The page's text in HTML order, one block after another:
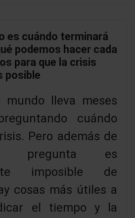
es cuándo terminará
podemos hacer cada
para que la crisis
posible
mundo lleva meses
cuándo
Pero además de
pregunta es
imposible de
cosas más útiles a
el tiempo y la